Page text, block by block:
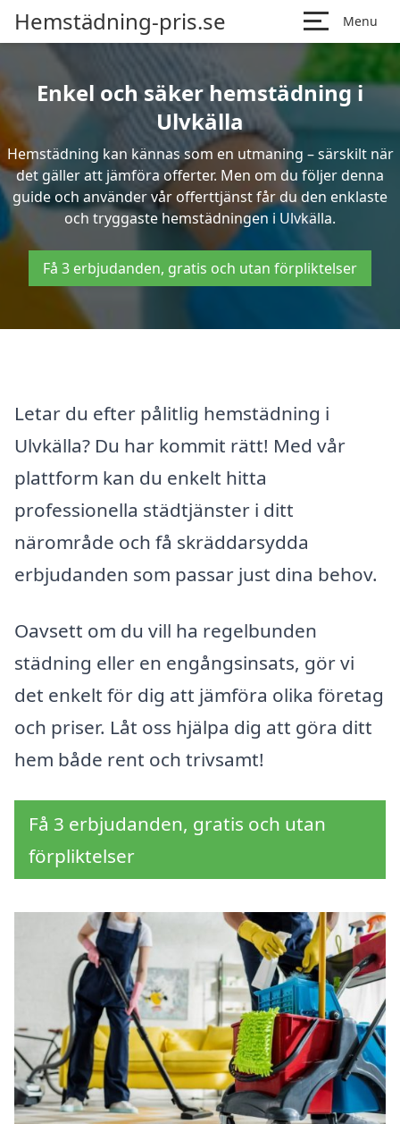
Hemstädning-pris.se Menu
Enkel och säker hemstädning i
Ulvkälla
Hemstädning kan kännas som en utmaning – särskilt när
det gäller att jämföra offerter. Men om du följer denna
guide och använder vår offerttjänst får du den enklaste
och tryggaste hemstädningen i Ulvkälla.
Få 3 erbjudanden, gratis och utan förpliktelser
Letar du efter pålitlig hemstädning i
Ulvkälla? Du har kommit rätt! Med vår
plattform kan du enkelt hitta
professionella städtjänster i ditt
närområde och få skräddarsydda
erbjudanden som passar just dina behov.
Oavsett om du vill ha regelbunden
städning eller en engångsinsats, gör vi
det enkelt för dig att jämföra olika företag
och priser. Låt oss hjälpa dig att göra ditt
hem både rent och trivsamt!
Få 3 erbjudanden, gratis och utan
förpliktelser